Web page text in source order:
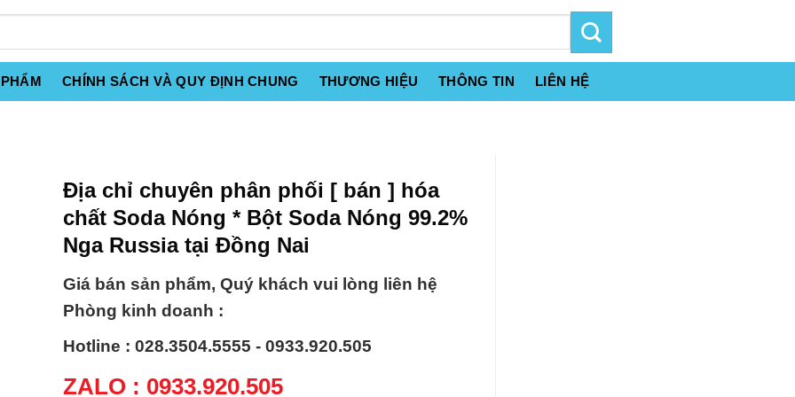
CHÍNH SÁCH VÀ QUY ĐỊNH CHUNG THƯƠNG HIỆU THÔNG TIN LIÊN HỆ
Địa chỉ chuyên phân phối [ bán ] hóa
chất Soda Nóng * Bột Soda Nóng 99.2%
Nga Russia tại Đồng Nai
Giá bán sản phẩm, Quý khách vui lòng liên hệ
Phòng kinh doanh :
Hotline : 028.3504.5555 - 0933.920.505
ZALO : 0933.920.505